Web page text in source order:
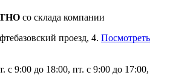
со склада компании
проезд, 4. Посмотреть
с 9:00 до 18:00, пт. с 9:00 до 17:00,